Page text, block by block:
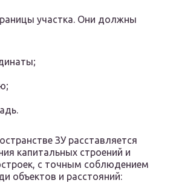
участка. Они должны
ЗУ расставляется
капитальных строений и
с точным соблюдением
объектов и расстояний: